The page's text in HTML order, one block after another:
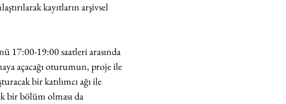
kayıtların arşivsel
17:00-19:00 saatleri arasında
açacağı oturumun, proje ile
bir katılımcı ağı ile
bir bölüm olması da